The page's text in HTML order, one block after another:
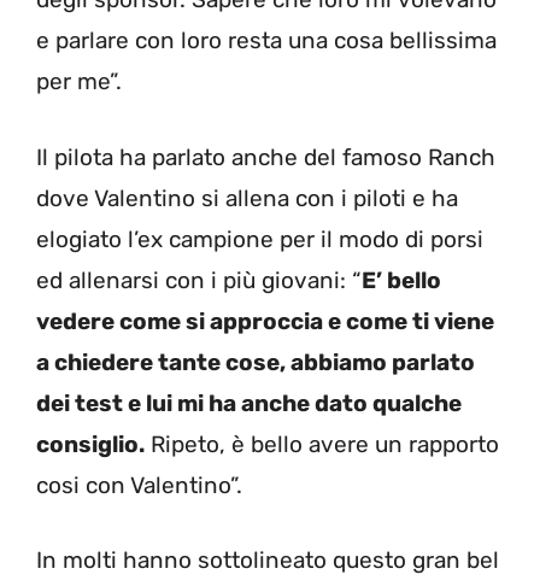
e parlare con loro resta una cosa bellissima
per me”.
Il pilota ha parlato anche del famoso Ranch
dove Valentino si allena con i piloti e ha
elogiato l’ex campione per il modo di porsi
ed allenarsi con i più giovani: “E’ bello
vedere come si approccia e come ti viene
a chiedere tante cose, abbiamo parlato
dei test e lui mi ha anche dato qualche
consiglio. Ripeto, è bello avere un rapporto
cosi con Valentino”.
In molti hanno sottolineato questo gran bel